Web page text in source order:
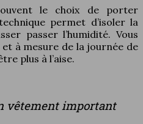
le choix de porter
permet d’isoler la
passer l’humidité. Vous
à mesure de la journée de
plus à l’aise.
vêtement important